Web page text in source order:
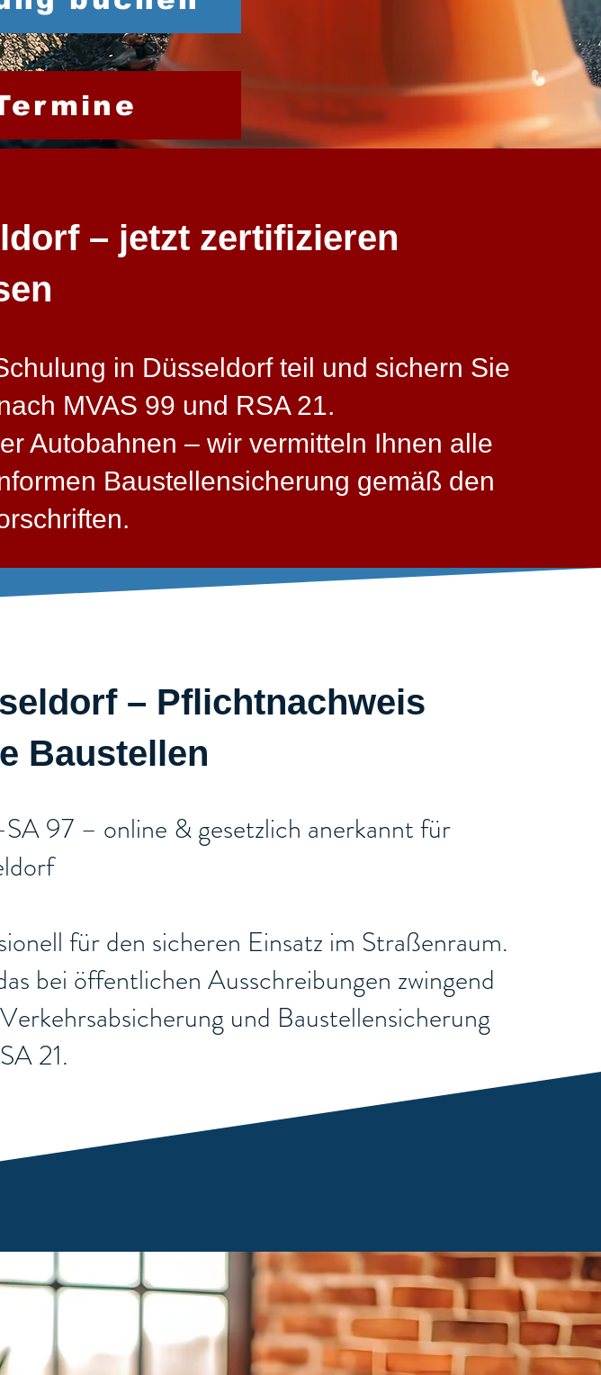
– jetzt zertifizieren
in Düsseldorf teil und sichern Sie
MVAS 99 und RSA 21.
Autobahnen – wir vermitteln Ihnen alle
Baustellensicherung gemäß den
– Pflichtnachweis
Baustellen​
97 – online & gesetzlich anerkannt für
für den sicheren Einsatz im Straßenraum.
bei öffentlichen Ausschreibungen zwingend
und Baustellensicherung
21.